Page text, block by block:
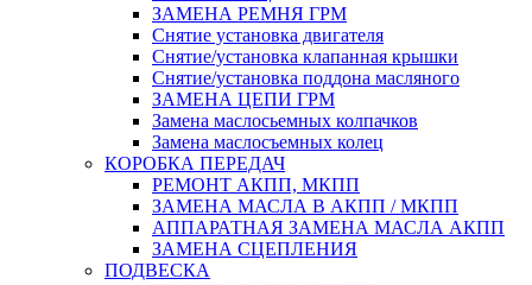
ЗАМЕНА РЕМНЯ ГРМ
Снятие установка двигателя
Cнятие/установка клапанная крышки
Cнятие/установка поддона масляного
ЗАМЕНА ЦЕПИ ГРМ
Замена маслосьемных колпачков
Замена маслосъемных колец
КОРОБКА ПЕРЕДАЧ
РЕМОНТ АКПП, МКПП
ЗАМЕНА МАСЛА В АКПП / МКПП
АППАРАТНАЯ ЗАМЕНА МАСЛА АКПП
ЗАМЕНА СЦЕПЛЕНИЯ
ПОДВЕСКА